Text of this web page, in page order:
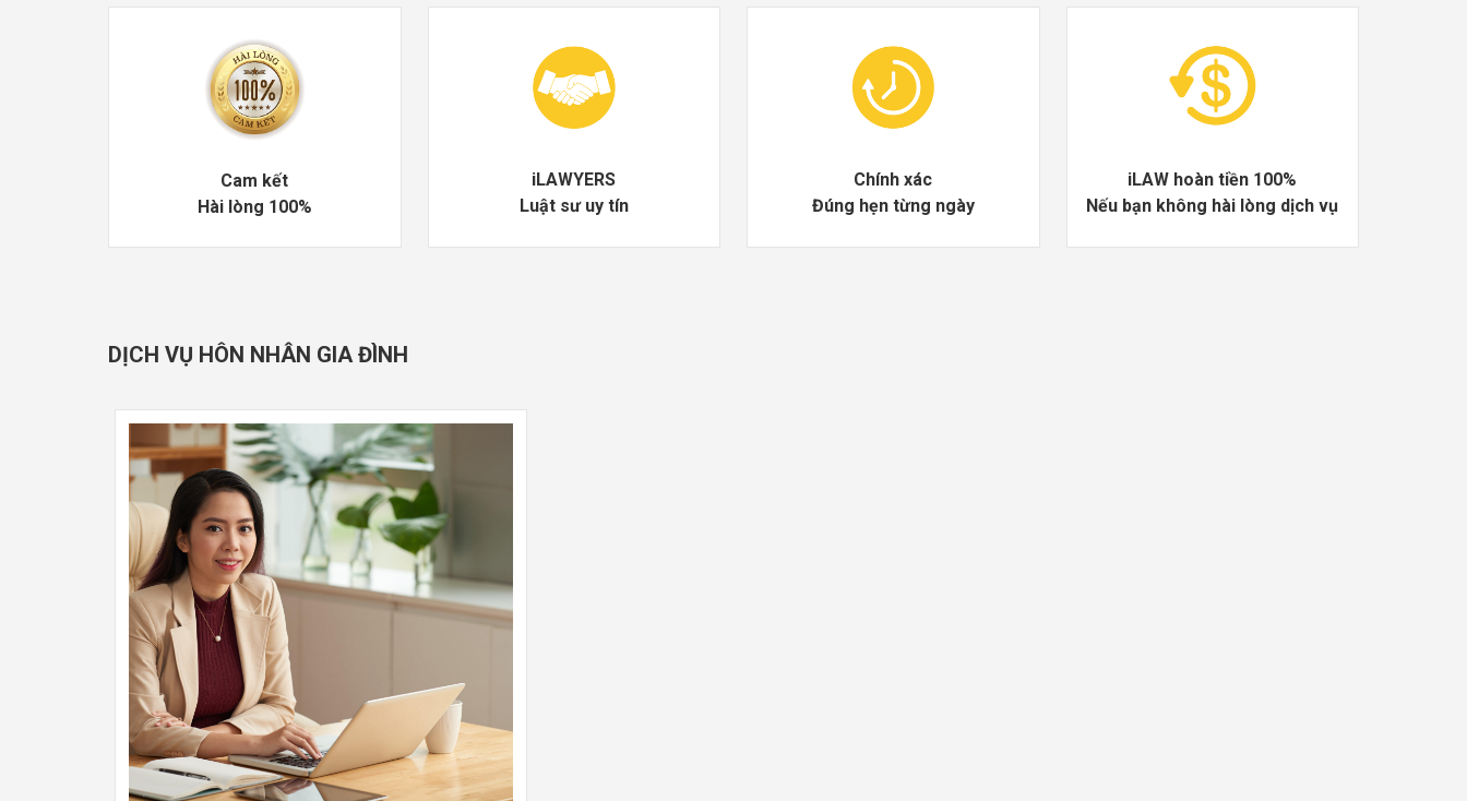
Cam kết
Hài lòng 100%
iLAWYERS
Luật sư uy tín
Chính xác
Đúng hẹn từng ngày
iLAW hoàn tiền 100%
Nếu bạn không hài lòng dịch vụ
DỊCH VỤ HÔN NHÂN GIA ĐÌNH